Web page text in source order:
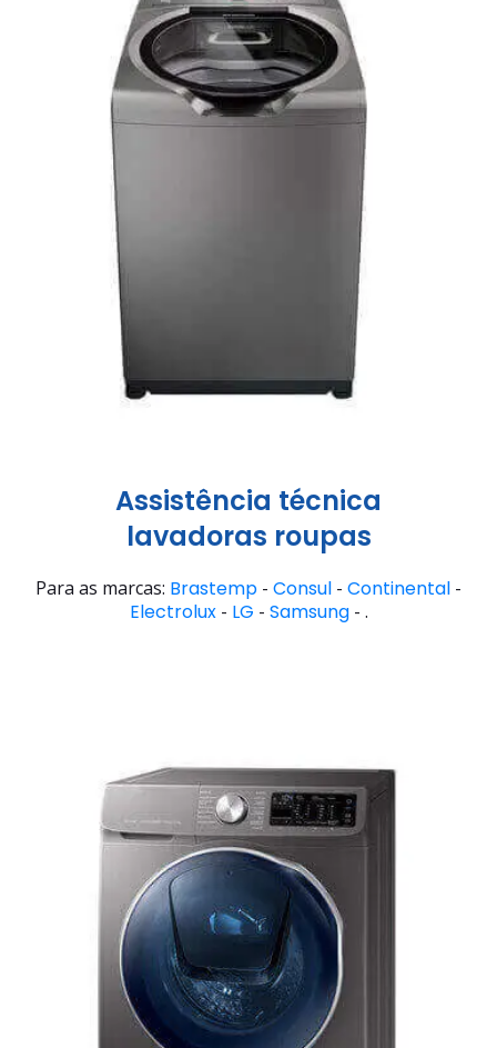
Assistência técnica
lavadoras roupas
Para as marcas: Brastemp - Consul - Continental -
Electrolux- LG - Samsung- .